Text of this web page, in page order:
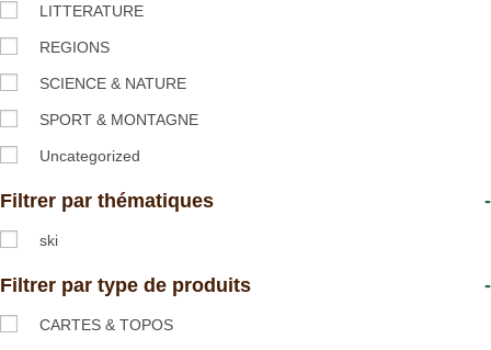
LITTERATURE
REGIONS
SCIENCE & NATURE
SPORT & MONTAGNE
Uncategorized
Filtrer par thématiques -
ski
Filtrer par type de produits -
CARTES & TOPOS